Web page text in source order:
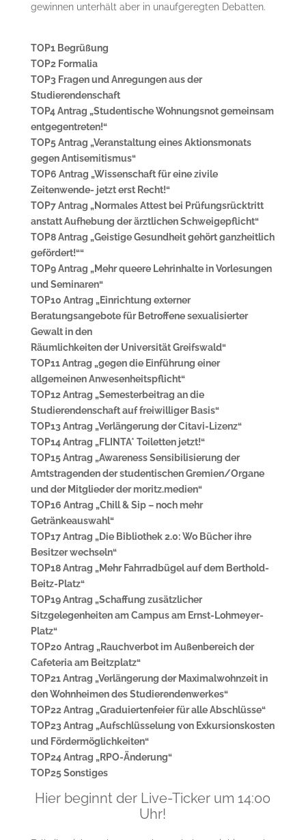
gewinnen unterhält aber in unaufgeregten Debatten.
TOP1 Begrüßung
TOP2 Formalia
TOP3 Fragen und Anregungen aus der
Studierendenschaft
TOP4 Antrag „Studentische Wohnungsnot gemeinsam
entgegentreten!“
TOP5 Antrag „Veranstaltung eines Aktionsmonats
gegen Antisemitismus“
TOP6 Antrag „Wissenschaft für eine zivile
Zeitenwende- jetzt erst Recht!“
TOP7 Antrag „Normales Attest bei Prüfungsrücktritt
anstatt Aufhebung der ärztlichen Schweigepflicht“
TOP8 Antrag „Geistige Gesundheit gehört ganzheitlich
gefördert!““
TOP9 Antrag „Mehr queere Lehrinhalte in Vorlesungen
und Seminaren“
TOP10 Antrag „Einrichtung externer
Beratungsangebote für Betroffene sexualisierter
Gewalt in den
Räumlichkeiten der Universität Greifswald“
TOP11 Antrag „gegen die Einführung einer
allgemeinen Anwesenheitspflicht“
TOP12 Antrag „Semesterbeitrag an die
Studierendenschaft auf freiwilliger Basis“
TOP13 Antrag „Verlängerung der Citavi-Lizenz“
TOP14 Antrag „FLINTA* Toiletten jetzt!“
TOP15 Antrag „Awareness Sensibilisierung der
Amtstragenden der studentischen Gremien/Organe
und der Mitglieder der moritz.medien“
TOP16 Antrag „Chill & Sip – noch mehr
Getränkeauswahl“
TOP17 Antrag „Die Bibliothek 2.0: Wo Bücher ihre
Besitzer wechseln“
TOP18 Antrag „Mehr Fahrradbügel auf dem Berthold-
Beitz-Platz“
TOP19 Antrag „Schaffung zusätzlicher
Sitzgelegenheiten am Campus am Ernst-Lohmeyer-
Platz“
TOP20 Antrag „Rauchverbot im Außenbereich der
Cafeteria am Beitzplatz“
TOP21 Antrag „Verlängerung der Maximalwohnzeit in
den Wohnheimen des Studierendenwerkes“
TOP22 Antrag „Graduiertenfeier für alle Abschlüsse“
TOP23 Antrag „Aufschlüsselung von Exkursionskosten
und Fördermöglichkeiten“
TOP24 Antrag „RPO-Änderung“
TOP25 Sonstiges
Hier beginnt der Live-Ticker um 14:00
Uhr!